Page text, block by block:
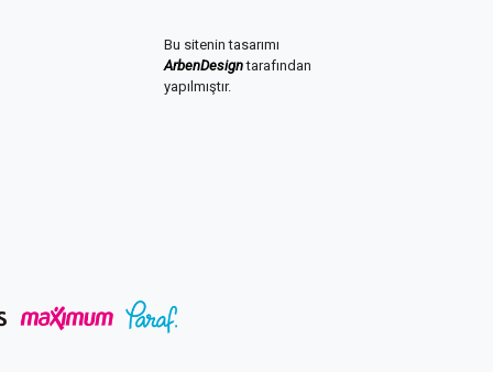
Bu sitenin tasarımı
ArbenDesigntarafından
yapılmıştır.